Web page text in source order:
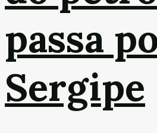
passa
Sergipe